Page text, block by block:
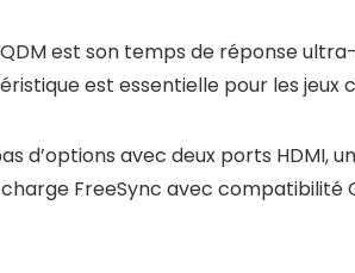
est son temps de réponse
est essentielle pour les
d’options avec deux ports HDMI,
FreeSync avec